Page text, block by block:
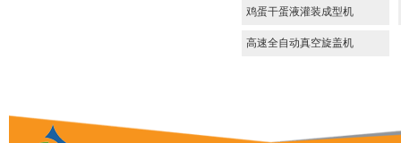
鸡蛋干蛋液灌装成型机
高速全自动真空旋盖机